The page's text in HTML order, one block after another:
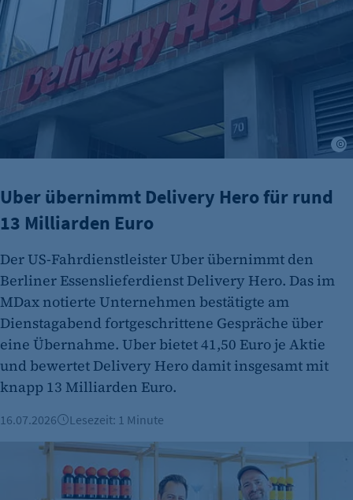
Cookie Consent
Name:
cookie_consent
Zweck:
Dieser Cookie speichert die ausgewählten
Einverständnis-Optionen des Benutzers
1 Jahr
etracker Analytics
Name:
et_oi_v2
Anbieter:
etracker GmbH
Zweck:
Cookie Erkennung
Uber übernimmt Delivery Hero für rund
13 Milliarden Euro
Der US-Fahrdienstleister Uber übernimmt den
Berliner Essenslieferdienst Delivery Hero. Das im
MDax notierte Unternehmen bestätigte am
Dienstagabend fortgeschrittene Gespräche über
eine Übernahme. Uber bietet 41,50 Euro je Aktie
und bewertet Delivery Hero damit insgesamt mit
knapp 13 Milliarden Euro.
16.07.2026 Lesezeit: 1 Minute
ODE: Berliner Gründergeist aus der Flasche